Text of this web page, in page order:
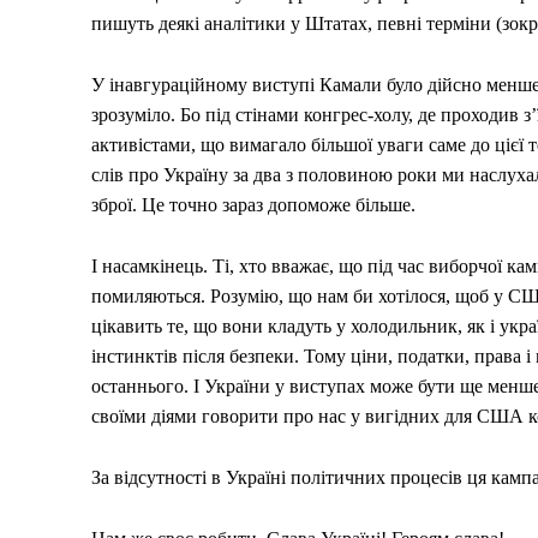
пишуть деякі аналітики у Штатах, певні терміни
У інавгураційному виступі Камали було дійсно
зрозуміло. Бо під стінами конгрес-холу, де проходив
активістами, що вимагало більшої уваги саме до
слів про Україну за два з половиною роки ми
зброї. Це точно зараз допоможе більше.
І насамкінець. Ті, хто вважає, що під час виборчої
помиляються. Розумію, що нам би хотілося, щоб у
цікавить те, що вони кладуть у холодильник, як і
інстинктів після безпеки. Тому ціни, податки, права
останнього. І України у виступах може бути ще
своїми діями говорити про нас у вигідних для США
За відсутності в Україні політичних процесів ця